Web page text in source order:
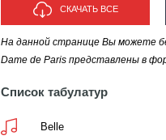
СКАЧАТЬ ВСЕ
На данной странице Вы можете
Dame de Paris представлены в
Список табулатур
Belle